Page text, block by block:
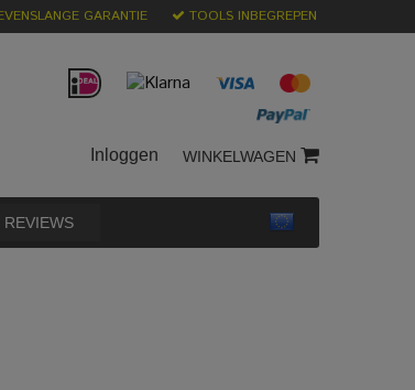
GARANTIE TOOLS INBEGREPEN
Inloggen WINKELWAGEN
REVIEWS